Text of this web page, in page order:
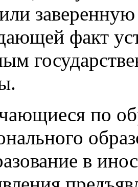
факт
по
в